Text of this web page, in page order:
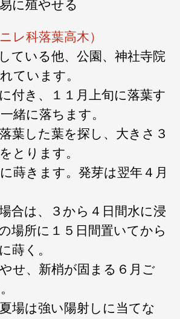
に殖やせる
科落葉高木）
ている他、公園、神社寺院
ています。
付き、１１月上旬に落葉す
緒に落ちます。
葉した葉を探し、大きさ３
とります。
蒔きます。発芽は翌年４月
合は、３から４日間水に浸
場所に１５日間置いてから
蒔く。
せ、新梢が固まる６月ご
場は強い陽射しに当てな